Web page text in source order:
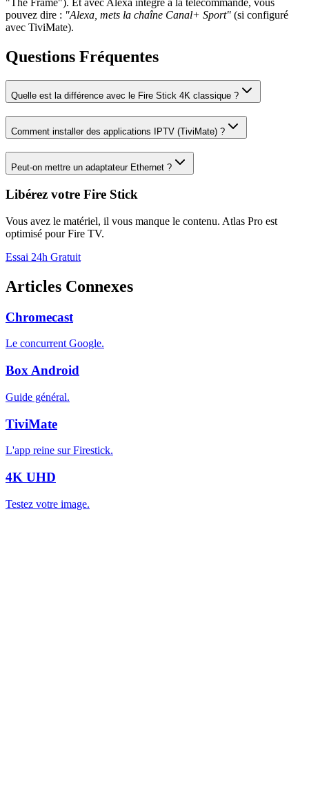
"The Frame"). Et avec Alexa intégré à la télécommande, vous
pouvez dire : "Alexa, mets la chaîne Canal+ Sport" (si configuré
avec TiviMate).
Questions Fréquentes
Quelle est la différence avec le Fire Stick 4K classique ?
Comment installer des applications IPTV (TiviMate) ?
Peut-on mettre un adaptateur Ethernet ?
Libérez votre Fire Stick
Vous avez le matériel, il vous manque le contenu. Atlas Pro est
optimisé pour Fire TV.
Essai 24h Gratuit
Articles Connexes
Chromecast
Le concurrent Google.
Box Android
Guide général.
TiviMate
L'app reine sur Firestick.
4K UHD
Testez votre image.